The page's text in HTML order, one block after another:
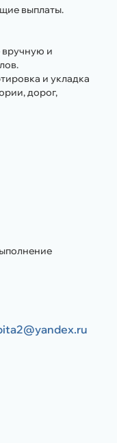
выплаты.
вручную и
и укладка
дорог,